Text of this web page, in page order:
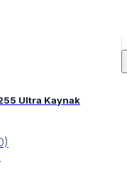
Ultra Kaynak